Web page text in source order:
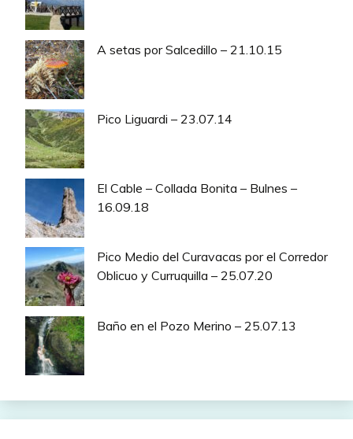
A setas por Salcedillo – 21.10.15
Pico Liguardi – 23.07.14
El Cable – Collada Bonita – Bulnes –
16.09.18
Pico Medio del Curavacas por el Corredor
Oblicuo y Curruquilla – 25.07.20
Baño en el Pozo Merino – 25.07.13